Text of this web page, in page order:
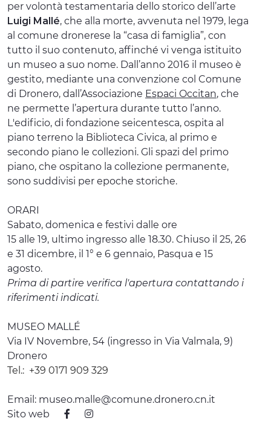
OFFERTE
ACCOGLIENZA
per volontà testamentaria dello storico dell’arte
Luigi Mallé, che alla morte, avvenuta nel 1979, lega
al comune dronerese la “casa di famiglia”, con
tutto il suo contenuto, affinché vi venga istituito
un museo a suo nome. Dall’anno 2016 il museo è
gestito, mediante una convenzione col Comune
di Dronero, dall’Associazione Espaci Occitan, che
ne permette l’apertura durante tutto l’anno.
L'edificio, di fondazione seicentesca, ospita al
piano terreno la Biblioteca Civica, al primo e
secondo piano le collezioni. Gli spazi del primo
piano, che ospitano la collezione permanente,
sono suddivisi per epoche storiche.
ORARI
Sabato, domenica e festivi dalle ore
15 alle 19, ultimo ingresso alle 18.30. Chiuso il 25, 26
e 31 dicembre, il 1° e 6 gennaio, Pasqua e 15
agosto.
Prima di partire verifica l'apertura contattando i
riferimenti indicati.
MUSEO MALLÉ
Via IV Novembre, 54 (ingresso in Via Valmala, 9)
Dronero
Tel.: +39 0171 909 329
Email: museo.malle@comune.dronero.cn.it
Sito web